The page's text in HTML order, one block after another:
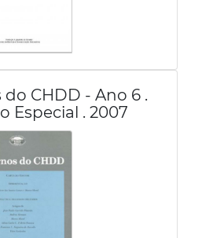
CHDD - Ano 6 .
Especial . 2007